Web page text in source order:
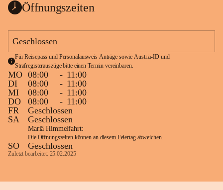
Öffnungszeiten
Geschlossen
Für Reisepass und Personalausweis Anträge sowie Austria-ID und
Strafregisterauszüge bitte einen Termin vereinbaren.
MO 08:00 - 11:00
DI
08:00 - 11:00
MI
08:00 - 11:00
DO
08:00 - 11:00
FR
Geschlossen
SA
Geschlossen
Mariä Himmelfahrt:
Die Öffnungszeiten können an diesem Feiertag abweichen.
SO Geschlossen
Zuletzt bearbeitet: 25.02.2025